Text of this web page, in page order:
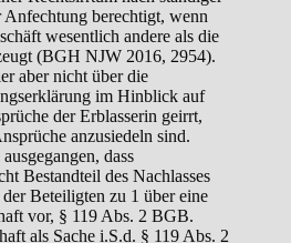
berechtigt, wenn
wesentlich andere als die
(BGH NJW 2016, 2954).
aber nicht über die
im Hinblick auf
der Erblasserin geirrt,
anzusiedeln sind.
dass
Bestandteil des Nachlasses
Beteiligten zu 1 über eine
vor, § 119 Abs. 2 BGB.
als Sache i.S.d. § 119 Abs. 2